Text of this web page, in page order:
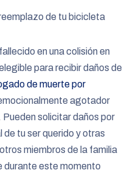
de tu bicicleta
en una colisión en
para recibir daños de
de muerte por
agotador
Pueden solicitar daños por
de tu ser querido y otras
miembros de la familia
durante este momento